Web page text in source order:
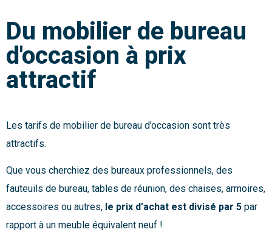
Du mobilier de bureau
d'occasion à prix
attractif
Les tarifs de mobilier de bureau d’occasion sont très
attractifs.
Que vous cherchiez des bureaux professionnels, des
fauteuils de bureau, tables de réunion, des chaises, armoires,
accessoires ou autres, le prix d’achat est divisé par 5 par
rapport à un meuble équivalent neuf !